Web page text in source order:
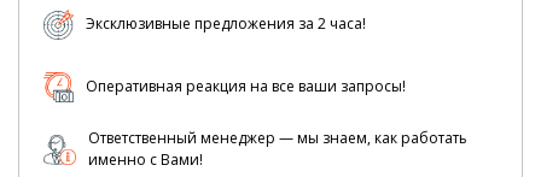
Эксклюзивные предложения за 2 часа!
Оперативная реакция на все ваши запросы!
Ответственный менеджер — мы знаем, как работать
именно с Вами!